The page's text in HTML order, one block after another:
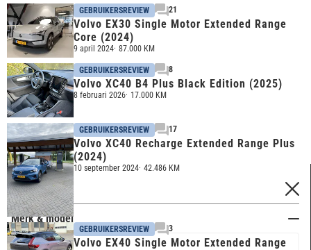
FILTERS
Merk & model
GEBRUIKERSREVIEW
21
Volvo EX30 Single Motor Extended Range
Core (2024)
9 april 2024 87.000 KM
GEBRUIKERSREVIEW 8
Volvo XC40 B4 Plus Black Edition (2025)
8 februari 2026 17.000 KM
GEBRUIKERSREVIEW 17
Volvo XC40 Recharge Extended Range Plus
(2024)
10 september 2024 42.486 KM
GEBRUIKERSREVIEW 3
Volvo EX40 Single Motor Extended Range